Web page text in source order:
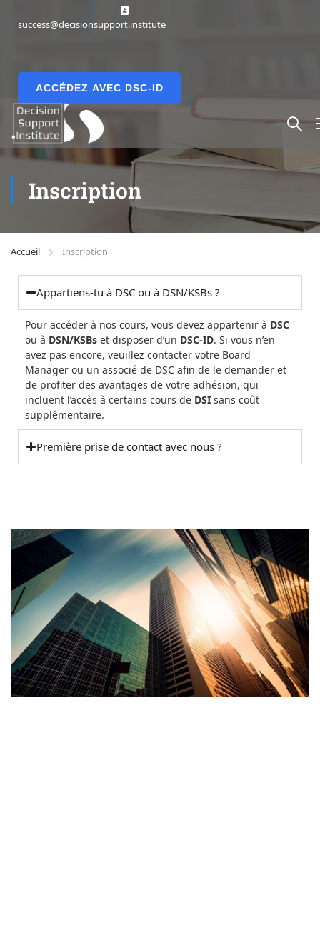
success@decisionsupport.institute
ACCÉDEZ AVEC DSC-ID
Inscription
Accueil Inscription
Appartiens-tu à DSC ou à DSN/KSBs ?
Pour accéder à nos cours, vous devez appartenir à DSC
ou à DSN/KSBs et disposer d’un DSC-ID. Si vous n’en
avez pas encore, veuillez contacter votre Board
Manager ou un associé de DSC afin de le demander et
de profiter des avantages de votre adhésion, qui
incluent l’accès à certains cours de DSI sans coût
supplémentaire.
Première prise de contact avec nous ?